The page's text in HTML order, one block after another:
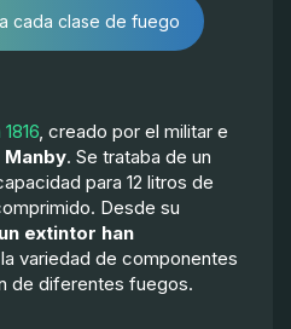
cada clase de fuego
, creado por el militar e
. Se trataba de un
para 12 litros de
Desde su
extintor han
variedad de componentes
de diferentes fuegos.